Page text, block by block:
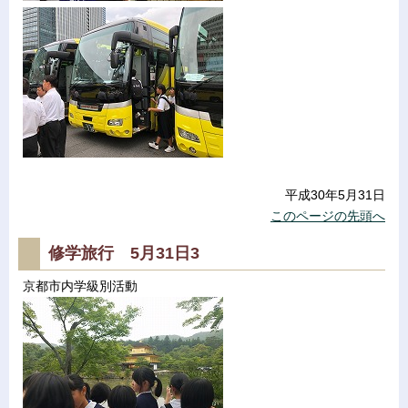
平成30年5月31日
このページの先頭へ
修学旅行 5月31日3
京都市内学級別活動